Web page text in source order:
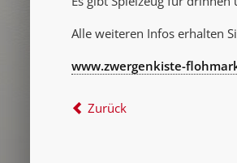
Alle weiteren Infos erhalten
www.zwergenkiste-
Zurück